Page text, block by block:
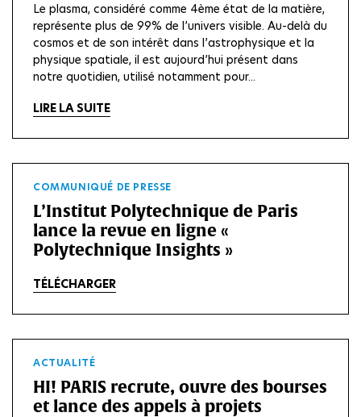
Le plasma, considéré comme 4ème état de la matière,
représente plus de 99% de l’univers visible. Au-delà du
cosmos et de son intérêt dans l’astrophysique et la
physique spatiale, il est aujourd’hui présent dans
notre quotidien, utilisé notamment pour...
LIRE LA SUITE
COMMUNIQUÉ DE PRESSE
L’Institut Polytechnique de Paris
lance la revue en ligne «
Polytechnique Insights »
TÉLÉCHARGER
ACTUALITÉ
HI! PARIS recrute, ouvre des bourses
et lance des appels à projets